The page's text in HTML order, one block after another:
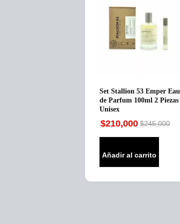
Set Stallion 53 Emper Eau
de Parfum 100ml 2 Piezas
Unisex
$245,000
Original
was:
$245,000.
$210,000
Current
is:
$210,000.
Añadir al carrito